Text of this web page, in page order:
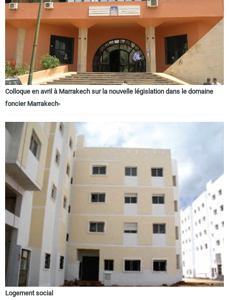
Colloque en avril à Marrakech sur la nouvelle législation dans le domaine
foncier Marrakech-
Logement social